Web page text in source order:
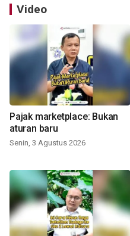
Video
Pajak marketplace: Bukan
aturan baru
Senin, 3 Agustus 2026